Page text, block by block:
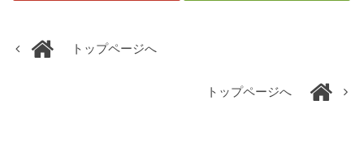
トップページへ
トップページへ